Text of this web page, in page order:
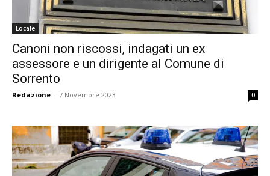
Locale
Canoni non riscossi, indagati un ex
assessore e un dirigente al Comune di
Sorrento
Redazione - 7 Novembre 2023 0